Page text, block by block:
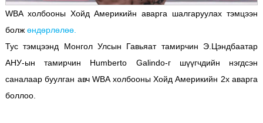
WBA холбооны Хойд Америкийн аварга шалгаруулах тэмцээн
болж өндөрлөлөө.
Тус тэмцээнд Монгол Улсын Гавьяат тамирчин Э.Цэндбаатар
АНУ-ын тамирчин Humberto Galindо-г шүүгчдийн нэгдсэн
саналаар буулган авч WBA холбооны Хойд Америкийн 2x аварга
боллоо.